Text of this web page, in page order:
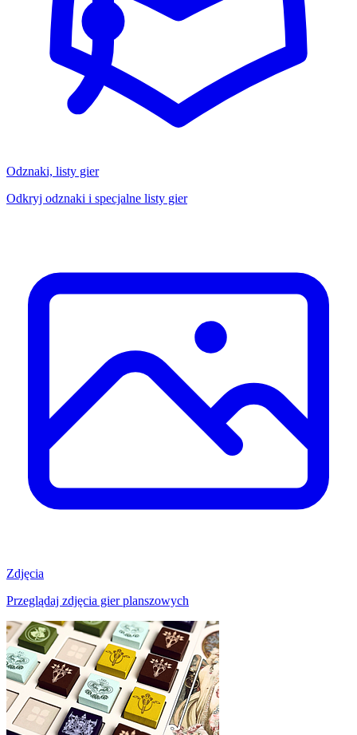
Odznaki, listy gier
Odkryj odznaki i specjalne listy gier
Zdjęcia
Przeglądaj zdjęcia gier planszowych